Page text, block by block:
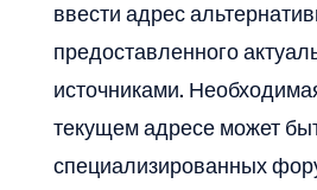
ввести адрес
предоставленного
источниками.
текущем адресе может
специализированных